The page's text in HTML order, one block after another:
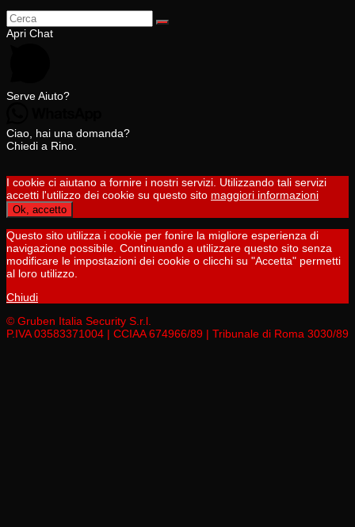
Apri Chat
Serve Aiuto?
Ciao, hai una domanda?
Chiedi a Rino.
I cookie ci aiutano a fornire i nostri servizi. Utilizzando tali servizi
accetti l'utilizzo dei cookie su questo sito maggiori informazioni
Ok, accetto
Questo sito utilizza i cookie per fonire la migliore esperienza di
navigazione possibile. Continuando a utilizzare questo sito senza
modificare le impostazioni dei cookie o clicchi su "Accetta" permetti
al loro utilizzo.
Chiudi
© Gruben Italia Security S.r.l.
P.IVA 03583371004 | CCIAA 674966/89 | Tribunale di Roma 3030/89